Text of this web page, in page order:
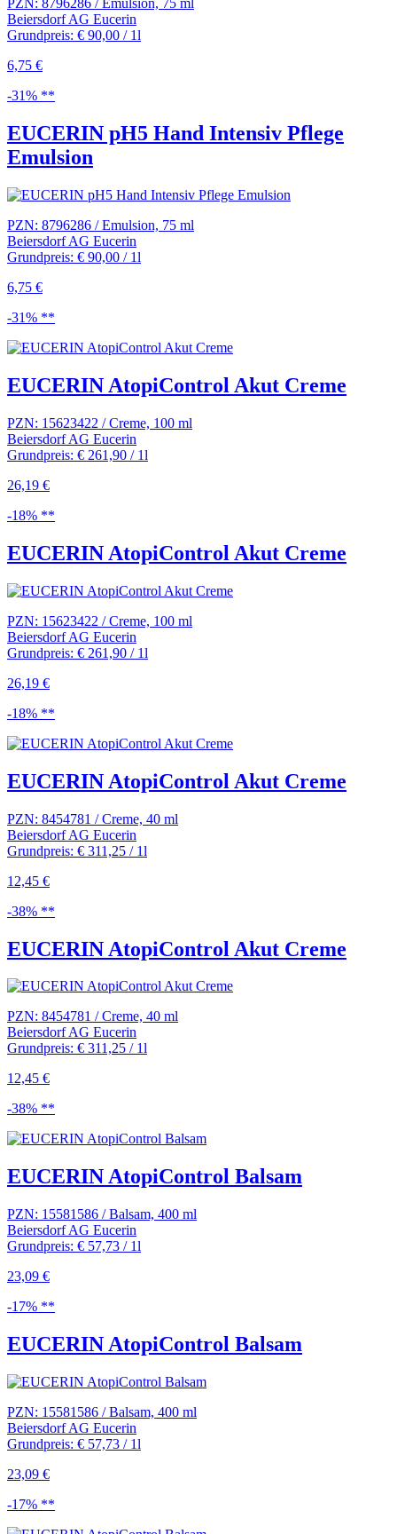
PZN: 8796286 / Emulsion, 75 ml
Beiersdorf AG Eucerin
Grundpreis: € 90,00 / 1l
6,75 €
-31% **
EUCERIN pH5 Hand Intensiv Pflege
Emulsion
PZN: 8796286 / Emulsion, 75 ml
Beiersdorf AG Eucerin
Grundpreis: € 90,00 / 1l
6,75 €
-31% **
EUCERIN AtopiControl Akut Creme
PZN: 15623422 / Creme, 100 ml
Beiersdorf AG Eucerin
Grundpreis: € 261,90 / 1l
26,19 €
-18% **
EUCERIN AtopiControl Akut Creme
PZN: 15623422 / Creme, 100 ml
Beiersdorf AG Eucerin
Grundpreis: € 261,90 / 1l
26,19 €
-18% **
EUCERIN AtopiControl Akut Creme
PZN: 8454781 / Creme, 40 ml
Beiersdorf AG Eucerin
Grundpreis: € 311,25 / 1l
12,45 €
-38% **
EUCERIN AtopiControl Akut Creme
PZN: 8454781 / Creme, 40 ml
Beiersdorf AG Eucerin
Grundpreis: € 311,25 / 1l
12,45 €
-38% **
EUCERIN AtopiControl Balsam
PZN: 15581586 / Balsam, 400 ml
Beiersdorf AG Eucerin
Grundpreis: € 57,73 / 1l
23,09 €
-17% **
EUCERIN AtopiControl Balsam
PZN: 15581586 / Balsam, 400 ml
Beiersdorf AG Eucerin
Grundpreis: € 57,73 / 1l
23,09 €
-17% **